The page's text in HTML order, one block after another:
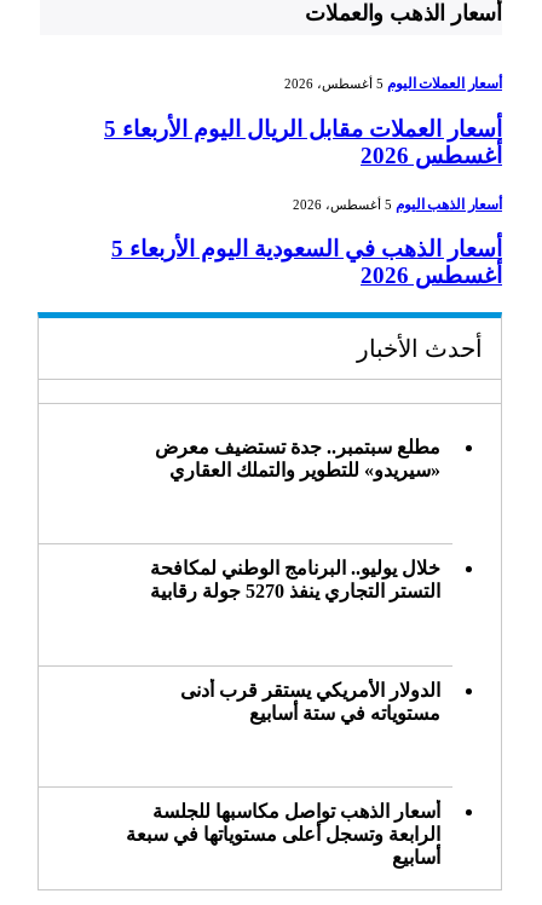
أسعار الذهب والعملات
أسعار العملات اليوم 5 أغسطس، 2026
أسعار العملات مقابل الريال اليوم الأربعاء 5
أغسطس 2026
أسعار الذهب اليوم 5 أغسطس، 2026
أسعار الذهب في السعودية اليوم الأربعاء 5
أغسطس 2026
أحدث الأخبار
مطلع سبتمبر.. جدة تستضيف معرض
«سيريدو» للتطوير والتملك العقاري
خلال يوليو.. البرنامج الوطني لمكافحة
التستر التجاري ينفذ 5270 جولة رقابية
الدولار الأمريكي يستقر قرب أدنى
مستوياته في ستة أسابيع
أسعار الذهب تواصل مكاسبها للجلسة
الرابعة وتسجل أعلى مستوياتها في سبعة
أسابيع